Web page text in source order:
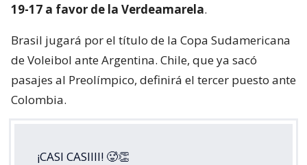
19-17 a favor de la Verdeamarela.
Brasil jugará por el título de la Copa Sudamericana
de Voleibol ante Argentina. Chile, que ya sacó
pasajes al Preolímpico, definirá el tercer puesto ante
Colombia.
¡CASI CASIIII! 🥵👏